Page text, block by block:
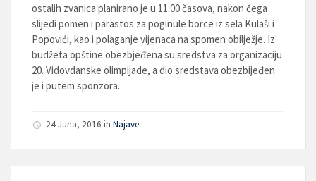
ostalih zvanica planirano je u 11.00 časova, nakon čega
slijedi pomen i parastos za poginule borce iz sela Kulaši i
Popovići, kao i polaganje vijenaca na spomen obilježje. Iz
budžeta opštine obezbjeđena su sredstva za organizaciju
20. Vidovdanske olimpijade, a dio sredstava obezbijeđen
je i putem sponzora.
24 Juna, 2016 in Najave